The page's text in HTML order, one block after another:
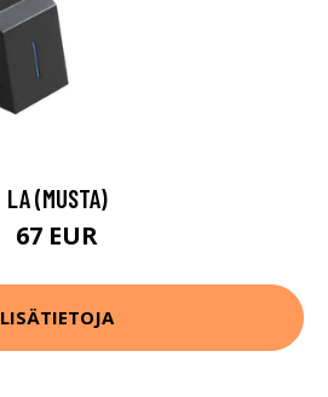
LA (MUSTA)
67 EUR
LISÄTIETOJA